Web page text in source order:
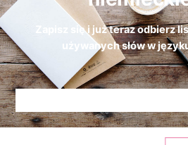
Zapisz się i już teraz odbierz
używanych słów w